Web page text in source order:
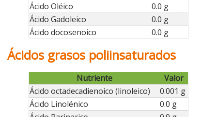
Ácido Oléico
0.0 g
Ácido Gadoleico
0.0 g
Ácido docosenoico
0.0 g
Ácidos grasos poliinsaturados
Nutriente
Valor
Ácido octadecadienoico (linoleico)
0.001 g
Ácido Linolénico
0.0 g